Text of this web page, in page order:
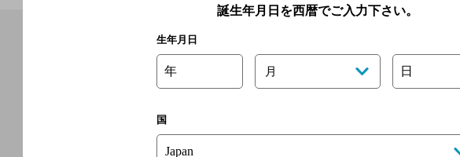
誕生年月日を西暦でご入力下さい。
生年月日
年 月 日
国